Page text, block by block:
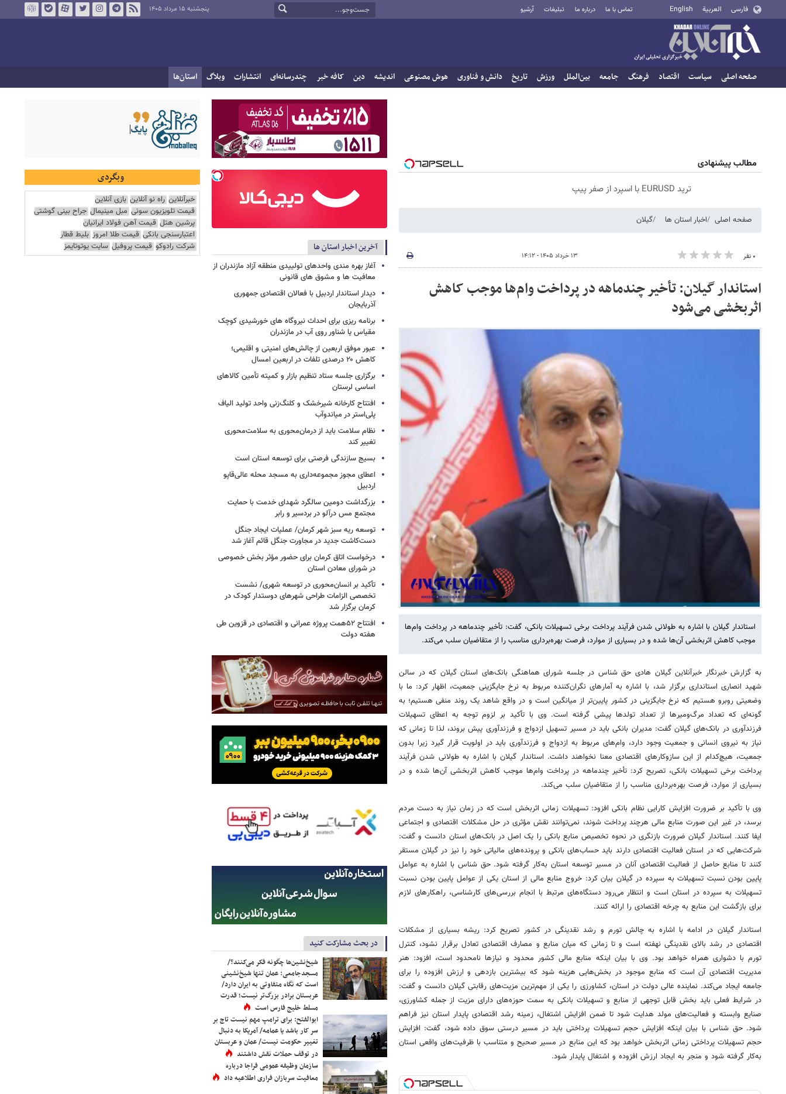
فارسی العربية English تماس با ما درباره ما تبلیغات آرشیو پنجشنبه ۱۵ مرداد ۱۴۰۵
صفحه اصلی سیاست اقتصاد فرهنگ جامعه بین‌الملل ورزش تاریخ دانش و فناوری هوش مصنوعی اندیشه دین کافه خبر چندرسانه‌ای انتشارات وبلاگ استان‌ها
مطالب پیشنهادی
ترید EURUSD با اسپرد از صفر پیپ
صفحه اصلی اخبار استان ها گیلان
۰ نفر ۱۳ خرداد ۱۴۰۵ - ۱۴:۱۲
استاندار گیلان: تأخیر چندماهه در پرداخت وام‌ها موجب کاهش
اثربخشی می‌شود
استاندار گیلان با اشاره به طولانی شدن فرآیند پرداخت برخی تسهیلات بانکی، گفت: تأخیر چندماهه در پرداخت وام‌ها
موجب کاهش اثربخشی آن‌ها شده و در بسیاری از موارد، فرصت بهره‌برداری مناسب را از متقاضیان سلب می‌کند.
به گزارش خبرنگار خبرآنلاین گیلان هادی حق شناس در جلسه شورای هماهنگی بانک‌های استان گیلان که در سالن
شهید انصاری استانداری برگزار شد، با اشاره به آمارهای نگران‌کننده مربوط به نرخ جایگزینی جمعیت، اظهار کرد: ما با
وضعیتی روبرو هستیم که نرخ جایگزینی در کشور پایین‌تر از میانگین است و در واقع شاهد یک روند منفی هستیم؛ به
گونه‌ای که تعداد مرگ‌ومیرها از تعداد تولدها پیشی گرفته است. وی با تأکید بر لزوم توجه به اعطای تسهیلات
فرزندآوری در بانک‌های گیلان گفت: مدیران بانکی باید در مسیر تسهیل ازدواج و فرزندآوری پیش بروند، لذا تا زمانی که
نیاز به نیروی انسانی و جمعیت وجود دارد، وام‌های مربوط به ازدواج و فرزندآوری باید در اولویت قرار گیرد زیرا بدون
جمعیت، هیچ‌کدام از این سازوکارهای اقتصادی معنا نخواهند داشت. استاندار گیلان با اشاره به طولانی شدن فرآیند
پرداخت برخی تسهیلات بانکی، تصریح کرد: تأخیر چندماهه در پرداخت وام‌ها موجب کاهش اثربخشی آن‌ها شده و در
بسیاری از موارد، فرصت بهره‌برداری مناسب را از متقاضیان سلب می‌کند.
وی با تأکید بر ضرورت افزایش کارایی نظام بانکی افزود: تسهیلات زمانی اثربخش است که در زمان نیاز به دست مردم
برسد، در غیر این صورت منابع مالی هرچند پرداخت شوند، نمی‌توانند نقش مؤثری در حل مشکلات اقتصادی و اجتماعی
ایفا کنند. استاندار گیلان ضرورت بازنگری در نحوه تخصیص منابع بانکی را یک اصل در بانک‌های استان دانست و گفت:
شرکت‌هایی که در استان فعالیت اقتصادی دارند باید حساب‌های بانکی و پرونده‌های مالیاتی خود را نیز در گیلان مستقر
کنند تا منابع حاصل از فعالیت اقتصادی آنان در مسیر توسعه استان به‌کار گرفته شود. حق شناس با اشاره به عوامل
پایین بودن نسبت تسهیلات به سپرده در گیلان بیان کرد: خروج منابع مالی از استان یکی از عوامل پایین بودن نسبت
تسهیلات به سپرده در استان است و انتظار می‌رود دستگاه‌های مرتبط با انجام بررسی‌های کارشناسی، راهکارهای لازم
برای بازگشت این منابع به چرخه اقتصادی را ارائه کنند.
استاندار گیلان در ادامه با اشاره به چالش تورم و رشد نقدینگی در کشور تصریح کرد: ریشه بسیاری از مشکلات
اقتصادی در رشد بالای نقدینگی نهفته است و تا زمانی که میان منابع و مصارف اقتصادی تعادل برقرار نشود، کنترل
تورم با دشواری همراه خواهد بود. وی با بیان اینکه منابع مالی کشور محدود و نیازها نامحدود است، افزود: هنر
مدیریت اقتصادی آن است که منابع موجود در بخش‌هایی هزینه شود که بیشترین بازدهی و ارزش افزوده را برای
جامعه ایجاد می‌کند. نماینده عالی دولت در استان، کشاورزی را یکی از مهم‌ترین مزیت‌های رقابتی گیلان دانست و گفت:
در شرایط فعلی باید بخش قابل توجهی از منابع و تسهیلات بانکی به سمت حوزه‌های دارای مزیت از جمله کشاورزی،
صنایع وابسته و فعالیت‌های مولد هدایت شود تا ضمن افزایش اشتغال، زمینه رشد اقتصادی پایدار استان نیز فراهم
شود. حق شناس با بیان اینکه افزایش حجم تسهیلات پرداختی باید در مسیر درستی سوق داده شود، گفت: افزایش
حجم تسهیلات پرداختی زمانی اثربخش خواهد بود که این منابع در مسیر صحیح و متناسب با ظرفیت‌های واقعی استان
به‌کار گرفته شود و منجر به ایجاد ارزش افزوده و اشتغال پایدار شود.
آخرین اخبار استان ها
آغاز بهره مندی واحدهای تولییدی منطقه آزاد مازندران از
معافیت ها و مشوق های قانونی
دیدار استاندار اردبیل با فعالان اقتصادی جمهوری
آذربایجان
برنامه ریزی برای احداث نیروگاه های خورشیدی کوچک
مقیاس یا شناور روی آب در مازندران
عبور موفق اربعین از چالش‌های امنیتی و اقلیمی؛
کاهش ۲۰ درصدی تلفات در اربعین امسال
برگزاری جلسه ستاد تنظیم بازار و کمیته تأمین کالاهای
اساسی لرستان
افتتاح کارخانه شیرخشک و کلنگ‌زنی واحد تولید الیاف
پلی‌استر در میاندوآب
نظام سلامت باید از درمان‌محوری به سلامت‌محوری
تغییر کند
بسیج سازندگی فرصتی برای توسعه استان است
اعطای مجوز مجموعه‌داری به مسجد محله عالی‌قاپو
اردبیل
بزرگداشت دومین سالگرد شهدای خدمت با حمایت
مجتمع مس درآلو در بردسیر و رابر
توسعه ریه سبز شهر کرمان/ عملیات ایجاد جنگل
دست‌کاشت جدید در مجاورت جنگل قائم آغاز شد
درخواست اتاق کرمان برای حضور مؤثر بخش خصوصی
در شورای معادن استان
تأکید بر انسان‌محوری در توسعه شهری/ نشست
تخصصی الزامات طراحی شهرهای دوستدار کودک در
کرمان برگزار شد
افتتاح ۵۲همت پروژه عمرانی و اقتصادی در قزوین طی
هفته دولت
در بحث مشارکت کنید
شیخ‌نشین‌ها چگونه فکر می‌کنند؟/
مسجدجامعی: عمان تنها شیخ‌نشینی
است که نگاه متفاوتی به ایران دارد/
عربستان برادر بزرگ‌تر نیست؛ قدرت
مسلط خلیج فارس است
ابوالفتح: برای ترامپ مهم نیست تاج بر
سر کار باشد یا عمامه/ آمریکا به دنبال
تغییر حکومت نیست/ عمان و عربستان
در توقف حملات نقش داشتند
سازمان وظیفه عمومی فراجا درباره
معافیت سربازان فراری اطلاعیه داد
وبگردی
خبرآنلاین راه نو آنلاین بازی آنلاین
قیمت تلویزیون سونی مبل مینیمال جراح بینی گوشتی
پرشین هتل قیمت آهن فولاد ایرانیان
اعتبارسنجی بانکی قیمت طلا امروز بلیط قطار
شرکت رادوکو قیمت پروفیل سایت یوتوتایمز